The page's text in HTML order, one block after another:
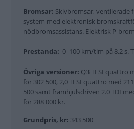
Bromsar: Skivbromsar, ventilerade
system med elektronisk
nödbromsassistans. Elektrisk P-
Prestanda: 0–100 km/tim på 8,2 s.
Övriga versioner: Q3 TFSI quattro
för 302 500, 2,0 TFSI quattro med
500 samt framhjulsdriven 2.0 TDI
för 288 000 kr.
Grundpris, kr: 343 500